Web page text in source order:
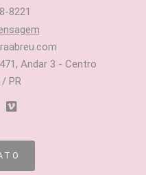
8221
Andar 3 - Centro
PR